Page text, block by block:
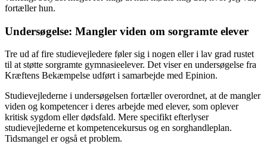
fortæller hun.
Undersøgelse: Mangler viden om sorgramte elever
Tre ud af fire studievejledere føler sig i nogen eller i lav grad rustet
til at støtte sorgramte gymnasieelever. Det viser en undersøgelse fra
Kræftens Bekæmpelse udført i samarbejde med Epinion.
Studievejlederne i undersøgelsen fortæller overordnet, at de mangler
viden og kompetencer i deres arbejde med elever, som oplever
kritisk sygdom eller dødsfald. Mere specifikt efterlyser
studievejlederne et kompetencekursus og en sorghandleplan.
Tidsmangel er også et problem.